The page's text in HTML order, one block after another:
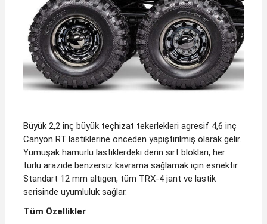
Büyük 2,2 inç büyük teçhizat tekerlekleri agresif 4,6 inç
Canyon RT lastiklerine önceden yapıştırılmış olarak gelir.
Yumuşak hamurlu lastiklerdeki derin sırt blokları, her
türlü arazide benzersiz kavrama sağlamak için esnektir.
Standart 12 mm altıgen, tüm TRX-4 jant ve lastik
serisinde uyumluluk sağlar.
Tüm Özellikler